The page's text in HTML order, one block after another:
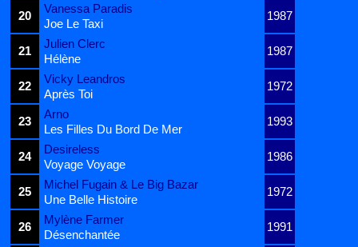
20
Vanessa Paradis
1987
Joe Le Taxi
21
Julien Clerc
1987
Hélène
22
Vicky Leandros
1972
Après Toi
23
Arno
1993
Les Filles Du Bord De Mer
24
Desireless
1986
Voyage Voyage
25
Michel Fugain & Le Big Bazar
1972
Une Belle Histoire
26
Mylène Farmer
1991
Désenchantée